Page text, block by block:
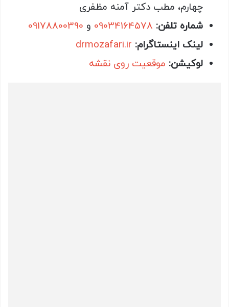
چهارم، مطب دکتر آمنه مظفری
شماره تلفن: 09034164578 و
لینک اینستاگرام: drmozafari.ir
لوکیشن: موقعیت روی نقشه